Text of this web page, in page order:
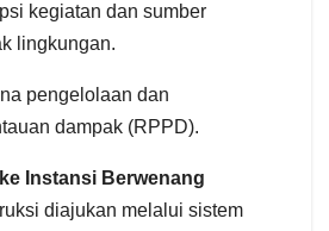
kegiatan dan sumber
lingkungan.
pengelolaan dan
dampak (RPPD).
Instansi Berwenang
diajukan melalui sistem